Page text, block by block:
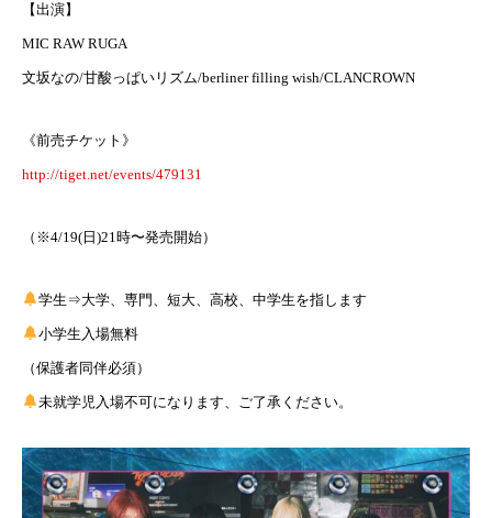
【出演】
MIC RAW RUGA
文坂なの/甘酸っぱいリズム/berliner filling wish/CLANCROWN
《前売チケット》
http://tiget.net/events/479131
（※4/19(日)21時〜発売開始）
学生⇒大学、専門、短大、高校、中学生を指します
小学生入場無料
（保護者同伴必須）
未就学児入場不可になります、ご了承ください。